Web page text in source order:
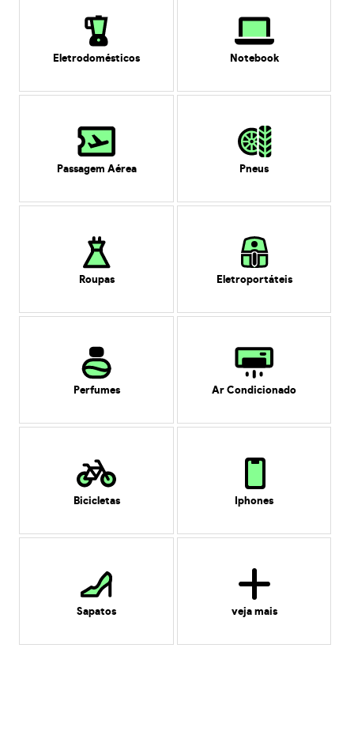
Eletrodomésticos Notebook
Passagem Aérea Pneus
Roupas Eletroportáteis
Perfumes Ar Condicionado
Bicicletas Iphones
Sapatos veja mais